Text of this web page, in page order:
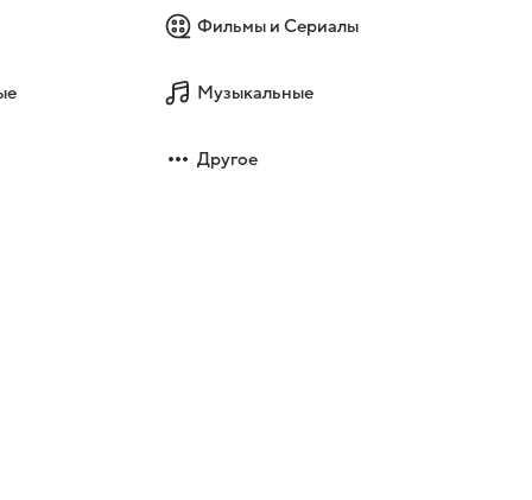
Фильмы и Сериалы
Музыкальные
Другое